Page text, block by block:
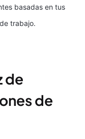
basadas en tus
trabajo.
de
de